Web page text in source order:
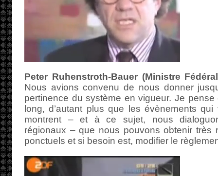
Peter Ruhenstroth-Bauer (Ministre
Nous avions convenu de nous donner
pertinence du système en vigueur. Je pense
long, d’autant plus que les évènements
montrent – et à ce sujet, nous
régionaux – que nous pouvons obtenir très
ponctuels et si besoin est, modifier le